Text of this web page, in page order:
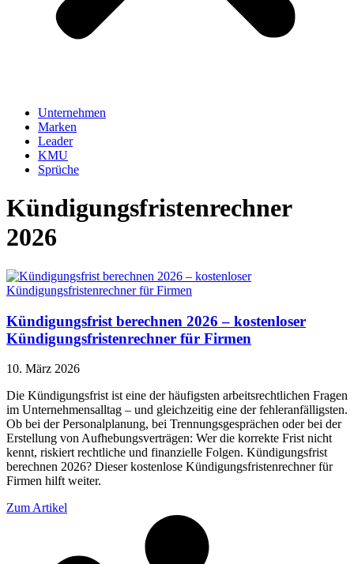
Unternehmen
Marken
Leader
KMU
Sprüche
Kündigungsfristenrechner
2026
Kündigungsfrist berechnen 2026 – kostenloser
Kündigungsfristenrechner für Firmen
10. März 2026
Die Kündigungsfrist ist eine der häufigsten arbeitsrechtlichen Fragen
im Unternehmensalltag – und gleichzeitig eine der fehleranfälligsten.
Ob bei der Personalplanung, bei Trennungsgesprächen oder bei der
Erstellung von Aufhebungsverträgen: Wer die korrekte Frist nicht
kennt, riskiert rechtliche und finanzielle Folgen. Kündigungsfrist
berechnen 2026? Dieser kostenlose Kündigungsfristenrechner für
Firmen hilft weiter.
Zum Artikel